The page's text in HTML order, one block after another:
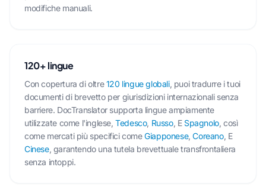
modifiche manuali.
120+ lingue
Con copertura di oltre120 lingue globali, puoi tradurre i tuoi
documenti di brevetto per giurisdizioni internazionali senza
barriere. DocTranslator supporta lingue ampiamente
utilizzate come l'inglese,Tedesco, Russo, E Spagnolo, così
come mercati più specifici comeGiapponese,Coreano, E
Cinese, garantendo una tutela brevettuale transfrontaliera
senza intoppi.